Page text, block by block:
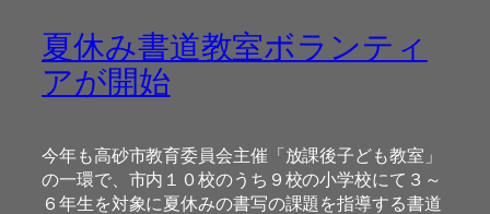
夏休み書道教室ボランティ
アが開始
今年も高砂市教育委員会主催「放課後子ども教室」
の一環で、市内１０校のうち９校の小学校にて３～
６年生を対象に夏休みの書写の課題を指導する書道